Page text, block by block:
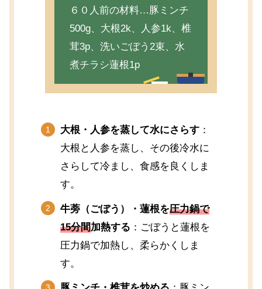
６０人前の材料…豚ミンチ
500g、大根2k、人参1k、椎
茸3p、洗いごぼう2束、水
煮チラシ蓮根1p
大根・人参を蒸して水にさらす：
大根と人参を蒸し、その後冷水に
さらして冷まし、食感を良くしま
す。
牛蒡（ごぼう）・蓮根を圧力鍋で
15分間加熱する ：ごぼうと蓮根を
圧力鍋で加熱し、柔らかくしま
す。